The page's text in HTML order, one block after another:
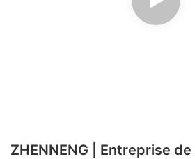
ZHENNENG | Entreprise